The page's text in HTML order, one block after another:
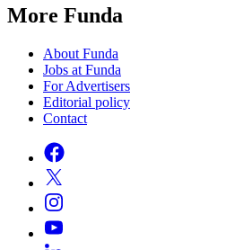
More Funda
About Funda
Jobs at Funda
For Advertisers
Editorial policy
Contact